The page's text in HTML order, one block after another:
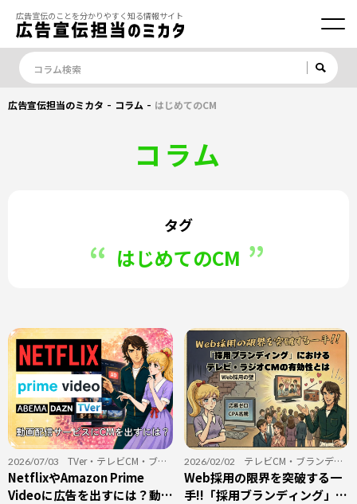
広告宣伝のことを分かりやすく知る情報サイト
広告宣伝担当のミカタ - コラム - はじめてのCM
コラム
タグ
はじめてのCM
2026/07/03 TVer・ テレビCM ・ ブラ
ンディング・動画配信サービス・
NetflixやAmazon Prime
Videoに広告を出すには？動画
2026/02/02 テレビCM ・ ブランディ
ング・ラジオCM・採用
Web採用の限界を突破する一
手!!「採用ブランディング」に